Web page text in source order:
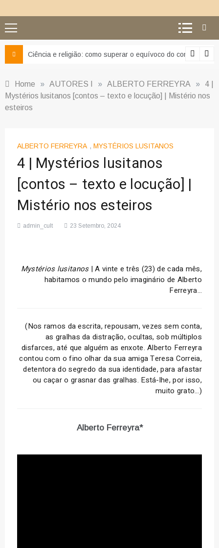
Ciência e religião: como superar o equívoco do conflito
Home » AUTORES I » ALBERTO FERREYRA »
4 |
Mystérios lusitanos [contos – texto e locução] | Mistério nos
esteiros
ALBERTO FERREYRA , MYSTÉRIOS LUSITANOS
4 | Mystérios lusitanos
[contos – texto e locução] |
Mistério nos esteiros
admin_cult 23 Setembro, 2024
Mystérios lusitanos| A vinte e três (23) de cada mês,
habitamos o mundo pelo imaginário de Alberto
Ferreyra…
(Nos ramos da escrita, repousam, vezes sem conta,
as gralhas da distração, ocultas, sob múltiplos
disfarces, até que alguém as enxote. Alberto Ferreyra
contou com o fino olhar da sua amiga Teresa Correia,
detentora do segredo da sua identidade, para afastar
ou caçar o grasnar das gralhas. Está-lhe, por isso,
muito grato…)
Alberto Ferreyra*